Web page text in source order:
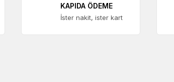
KAPIDA ÖDEME
İster nakit, ister kart